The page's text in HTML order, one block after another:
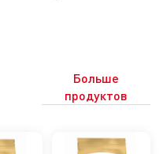
Больше
продуктов